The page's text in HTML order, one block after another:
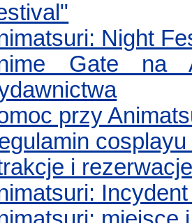
Night
Gate na
przy
i